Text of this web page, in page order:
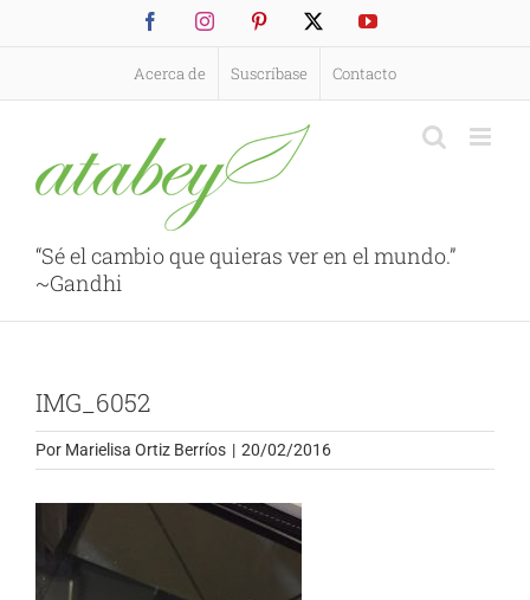
FacebookInstagramPinterest YouTube
Acerca de Suscríbase Contacto
“Sé el cambio que quieras ver en el mundo.”
~Gandhi
IMG_6052
Por Marielisa Ortiz Berríos | 20/02/2016